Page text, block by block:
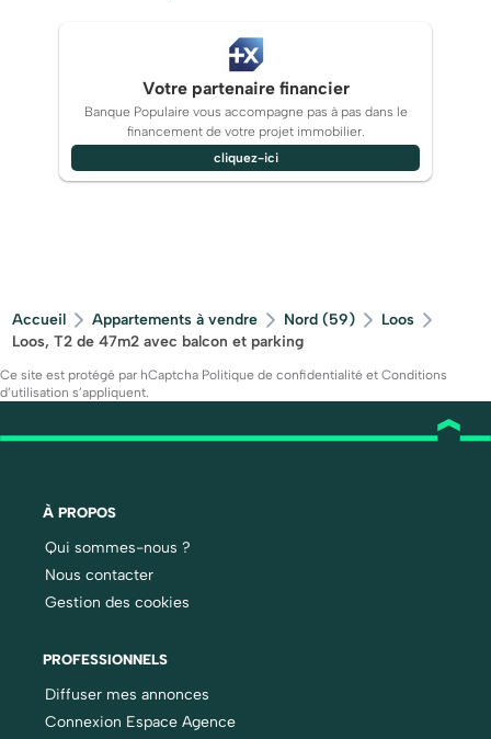
Votre partenaire financier
Banque Populaire vous accompagne pas à pas dans le
financement de votre projet immobilier.
cliquez-ici
Accueil Appartements à vendre Nord (59)
Loos
Loos, T2 de 47m2 avec balcon et parking
Ce site est protégé par hCaptcha Politique de confidentialité et Conditions
d’utilisation s’appliquent.
À PROPOS
Qui sommes-nous ?
Nous contacter
Gestion des cookies
PROFESSIONNELS
Diffuser mes annonces
Connexion Espace Agence